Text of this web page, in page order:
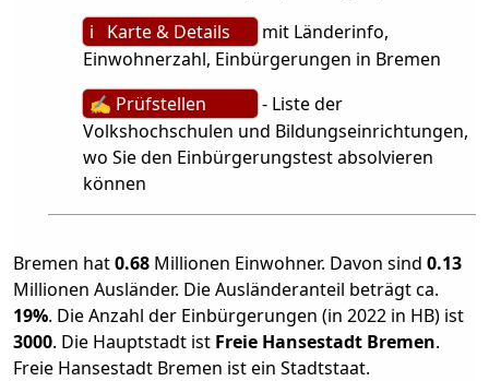
ℹ Karte & Details
mit Länderinfo,
Einwohnerzahl, Einbürgerungen in Bremen
✍ Prüfstellen
- Liste der
Volkshochschulen und Bildungseinrichtungen,
wo Sie den Einbürgerungstest absolvieren
können
Bremen hat0.68 Millionen Einwohner. Davon sind 0.13
Millionen Ausländer. Die Ausländeranteil beträgt ca.
19%. Die Anzahl der Einbürgerungen (in 2022 in HB) ist
3000. Die Hauptstadt ist Freie Hansestadt Bremen.
Freie Hansestadt Bremen ist ein Stadtstaat.